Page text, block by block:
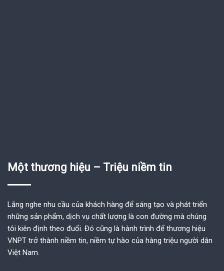
Một thương hiệu – Triệu niềm tin
Lắng nghe nhu cầu của khách hàng để sáng tạo và phát triển
những sản phẩm, dịch vụ chất lượng là con đường mà chúng
tôi kiên định theo đuổi. Đó cũng là hành trình để thương hiệu
VNPT trở thành niềm tin, niềm tự hào của hàng triệu người dân
Việt Nam.